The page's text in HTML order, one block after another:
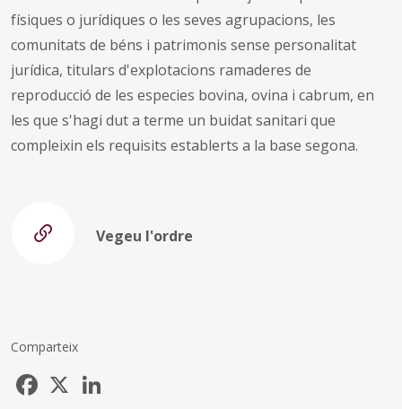
físiques o jurídiques o les seves agrupacions, les
comunitats de béns i patrimonis sense personalitat
jurídica, titulars d'explotacions ramaderes de
reproducció de les especies bovina, ovina i cabrum, en
les que s'hagi dut a terme un buidat sanitari que
compleixin els requisits establerts a la base segona.
Vegeu l'ordre
Comparteix
Facebook